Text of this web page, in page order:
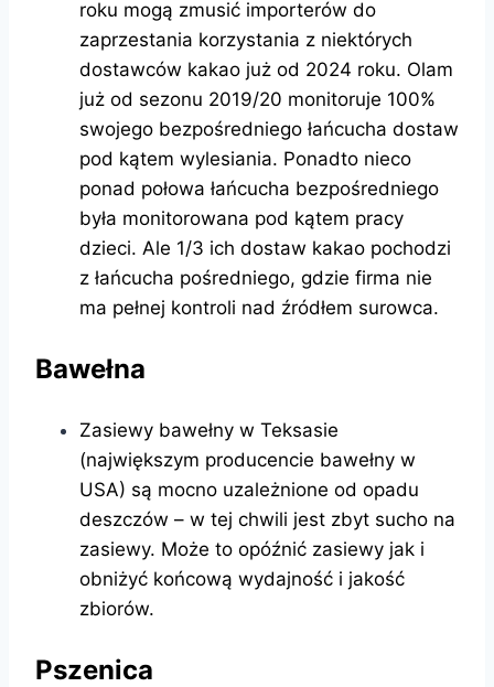
roku mogą zmusić importerów do
zaprzestania korzystania z niektórych
dostawców kakao już od 2024 roku. Olam
już od sezonu 2019/20 monitoruje 100%
swojego bezpośredniego łańcucha dostaw
pod kątem wylesiania. Ponadto nieco
ponad połowa łańcucha bezpośredniego
była monitorowana pod kątem pracy
dzieci. Ale 1/3 ich dostaw kakao pochodzi
z łańcucha pośredniego, gdzie firma nie
ma pełnej kontroli nad źródłem surowca.
Bawełna
Zasiewy bawełny w Teksasie
(największym producencie bawełny w
USA) są mocno uzależnione od opadu
deszczów – w tej chwili jest zbyt sucho na
zasiewy. Może to opóźnić zasiewy jak i
obniżyć końcową wydajność i jakość
zbiorów.
Pszenica